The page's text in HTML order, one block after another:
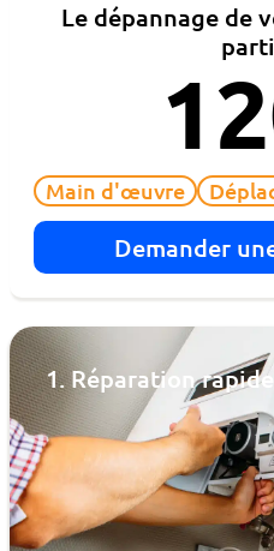
1. Réparation
Le dépannage de
Main d'œuvre
Demander